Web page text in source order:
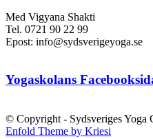
Med Vigyana Shakti
Tel. 0721 90 22 99
Epost: info@sydsverigeyoga.se
Yogaskolans
© Copyright - Sydsveriges Yoga
Enfold Theme by Kriesi